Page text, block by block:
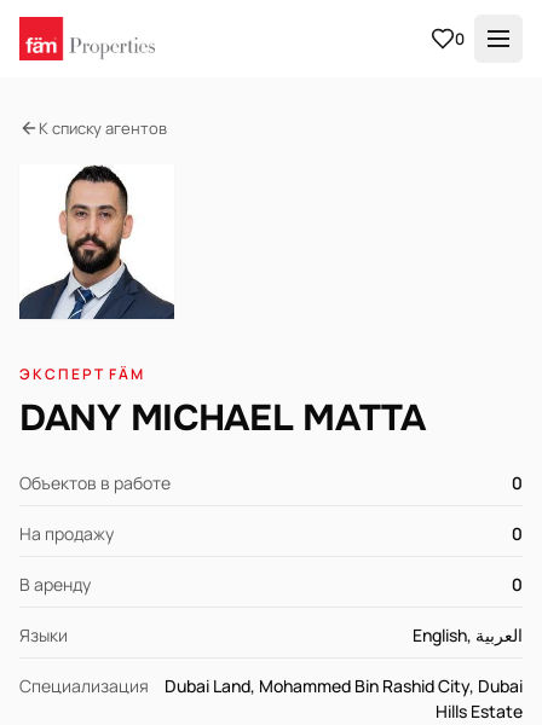
0
К списку агентов
ЭКСПЕРТ FÄM
DANY MICHAEL MATTA
Объектов в работе 0
На продажу 0
В аренду 0
Языки English, العربية
Специализация
Dubai Land, Mohammed Bin Rashid City, Dubai
Hills Estate